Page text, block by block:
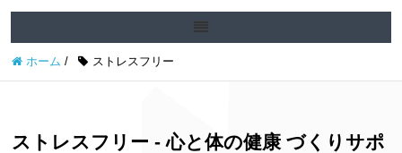
ホーム / ストレスフリー
ストレスフリー - 心と体の健康 づくりサポ